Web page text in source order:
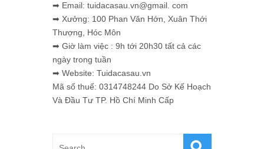
➡ Email: tuidacasau.vn@gmail. com
➡ Xưởng: 100 Phan Văn Hớn, Xuân Thới
Thượng, Hóc Môn
➡ Giờ làm việc : 9h tới 20h30 tất cả các
ngày trong tuần
➡ Website: Tuidacasau.vn
Mã số thuế: 0314748244 Do Sở Kế Hoạch
Và Đầu Tư TP. Hồ Chí Minh Cấp